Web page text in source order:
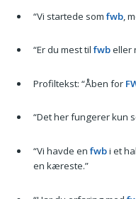
“Vi startede somfwb,
“Er du mest tilfwbeller
Profiltekst: “Åben for
“Det her fungerer kun
“Vi havde enfwbi et
en kæreste.”